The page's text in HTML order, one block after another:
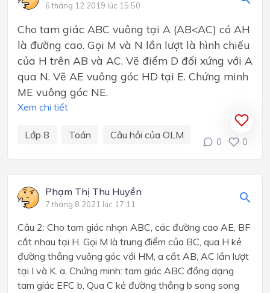
6 tháng 12 2019 lúc 15:50
Cho tam giác ABC vuông tại A (AB<AC) có AH
là đường cao. Gọi M và N lần lượt là hình chiếu
của H trên AB và AC. Vẽ điểm D đối xứng với A
qua N. Vẽ AE vuông góc HD tại E. Chứng minh
ME vuông góc NE.
Xem chi tiết
Lớp 8 Toán Câu hỏi của OLM
0 0
Phạm Thị Thu Huyền
7 tháng 8 2021 lúc 17:11
Câu 2: Cho tam giác nhọn ABC, các đường cao AE, BF
cắt nhau tại H. Gọi M là trung điểm của BC, qua H kẻ
đường thẳng vuông góc với HM, a cắt AB, AC lần lượt
tại I và K. a, Chứng minh: tam giác ABC đồng dạng
tam giác EFC b, Qua C kẻ đường thẳng b song song